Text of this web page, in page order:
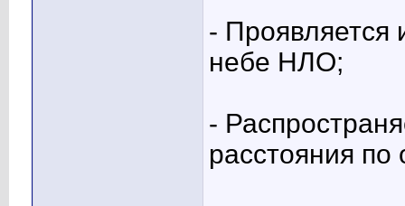
- Проявляется
небе НЛО;
-
расстояния